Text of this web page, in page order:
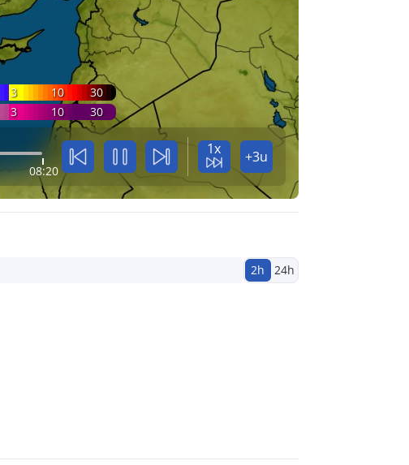
3 10
30
3 10
30
08:20
1x +3u
2h 24h